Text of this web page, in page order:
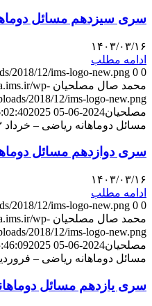
سری سیزدهم مسائل
۱۴۰۳/۰۳/۱۶
ادامه مطلب
2018/12/ims-logo-new.png 0 0
محمد صال مصلحیان wp-
2018/12/ims-logo-new.png
مصلحیان2024-06-05 06:02:40
2025-06-16 07:57:33
مسائل دوماهانه ریاضی – خرداد ۱۴۰۳
سری دوازدهم مسائل
۱۴۰۳/۰۳/۱۶
ادامه مطلب
2018/12/ims-logo-new.png 0 0
محمد صال مصلحیان wp-
2018/12/ims-logo-new.png
مصلحیان2024-06-05 05:46:09
2025-06-16 07:57:33
مسائل دوماهانه ریاضی – فروردین
سری یازدهم مسائل دوماهانه